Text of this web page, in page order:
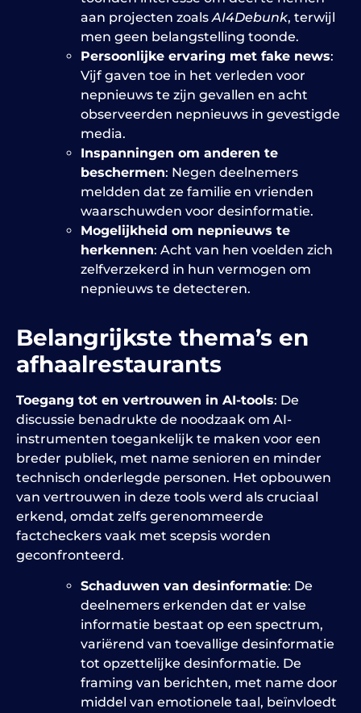
aan projecten zoalsAI4Debunk, terwijl
men geen belangstelling toonde.
Persoonlijke ervaring met fake news:
Vijf gaven toe in het verleden voor
nepnieuws te zijn gevallen en acht
observeerden nepnieuws in gevestigde
media.
Inspanningen om anderen te
beschermen: Negen deelnemers
meldden dat ze familie en vrienden
waarschuwden voor desinformatie.
Mogelijkheid om nepnieuws te
herkennen: Acht van hen voelden zich
zelfverzekerd in hun vermogen om
nepnieuws te detecteren.
Belangrijkste thema’s en
afhaalrestaurants
Toegang tot en vertrouwen in AI-tools: De
discussie benadrukte de noodzaak om AI-
instrumenten toegankelijk te maken voor een
breder publiek, met name senioren en minder
technisch onderlegde personen. Het opbouwen
van vertrouwen in deze tools werd als cruciaal
erkend, omdat zelfs gerenommeerde
factcheckers vaak met scepsis worden
geconfronteerd.
Schaduwen van desinformatie: De
deelnemers erkenden dat er valse
informatie bestaat op een spectrum,
variërend van toevallige desinformatie
tot opzettelijke desinformatie. De
framing van berichten, met name door
middel van emotionele taal, beïnvloedt